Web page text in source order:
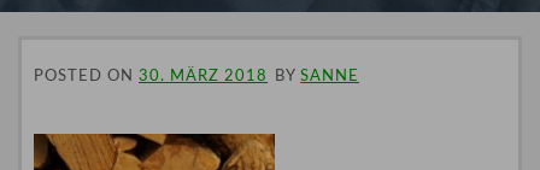
POSTED ON 30. MÄRZ 2018 BY SANNE